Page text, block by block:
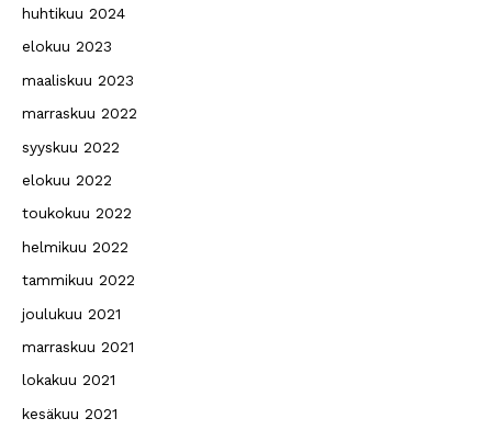
huhtikuu 2024
elokuu 2023
maaliskuu 2023
marraskuu 2022
syyskuu 2022
elokuu 2022
toukokuu 2022
helmikuu 2022
tammikuu 2022
joulukuu 2021
marraskuu 2021
lokakuu 2021
kesäkuu 2021